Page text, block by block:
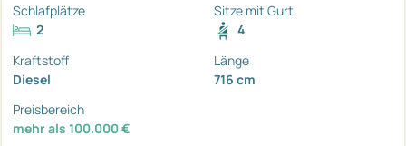
Schlafplätze
2
Sitze mit Gurt
4
Kraftstoff
Diesel
Länge
716 cm
Preisbereich
mehr als 100.000 €